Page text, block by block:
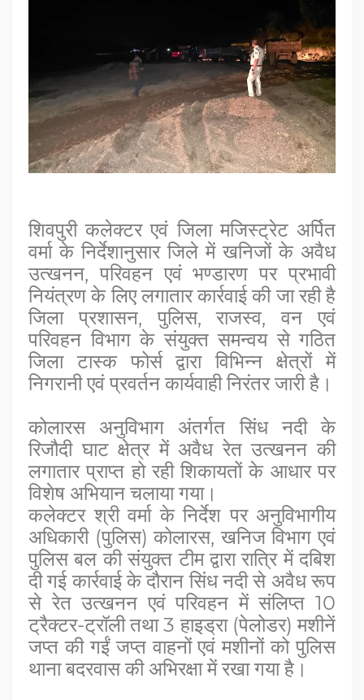
शिवपुरी कलेक्टर एवं जिला मजिस्ट्रेट अर्पित
वर्मा के निर्देशानुसार जिले में खनिजों के अवैध
उत्खनन, परिवहन एवं भण्डारण पर प्रभावी
नियंत्रण के लिए लगातार कार्रवाई की जा रही है
जिला प्रशासन, पुलिस, राजस्व, वन एवं
परिवहन विभाग के संयुक्त समन्वय से गठित
जिला टास्क फोर्स द्वारा विभिन्न क्षेत्रों में
निगरानी एवं प्रवर्तन कार्यवाही निरंतर जारी है।
कोलारस अनुविभाग अंतर्गत सिंध नदी के
रिजौदी घाट क्षेत्र में अवैध रेत उत्खनन की
लगातार प्राप्त हो रही शिकायतों के आधार पर
विशेष अभियान चलाया गया।
कलेक्टर श्री वर्मा के निर्देश पर अनुविभागीय
अधिकारी (पुलिस) कोलारस, खनिज विभाग एवं
पुलिस बल की संयुक्त टीम द्वारा रात्रि में दबिश
दी गई कार्रवाई के दौरान सिंध नदी से अवैध रूप
से रेत उत्खनन एवं परिवहन में संलिप्त 10
ट्रैक्टर-ट्रॉली तथा 3 हाइड्रा (पेलोडर) मशीनें
जप्त की गईं जप्त वाहनों एवं मशीनों को पुलिस
थाना बदरवास की अभिरक्षा में रखा गया है।